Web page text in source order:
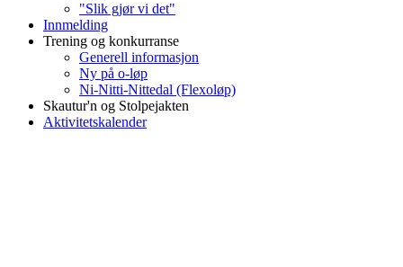
"Slik gjør vi det"
Innmelding
Trening og konkurranse
Generell informasjon
Ny på o-løp
Ni-Nitti-Nittedal (Flexoløp)
Skautur'n og Stolpejakten
Aktivitetskalender